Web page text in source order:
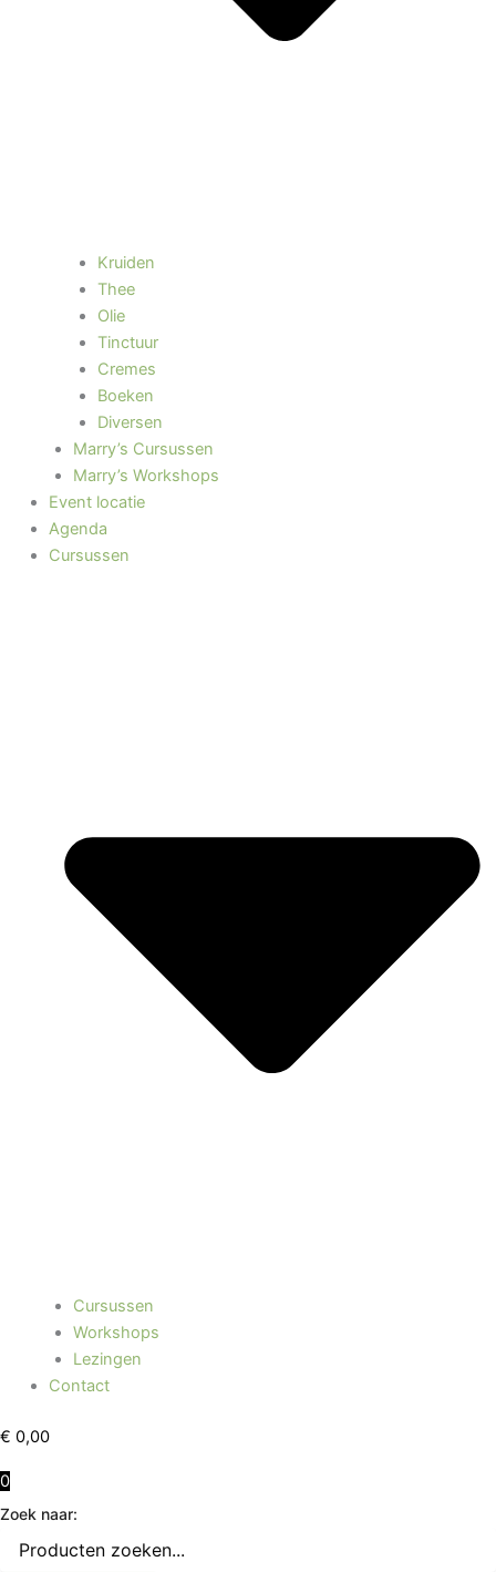
Kruiden
Thee
Olie
Tinctuur
Cremes
Boeken
Diversen
Marry’s Cursussen
Marry’s Workshops
Event locatie
Agenda
Cursussen
Cursussen
Workshops
Lezingen
Contact
€ 0,00
0
Zoek naar: